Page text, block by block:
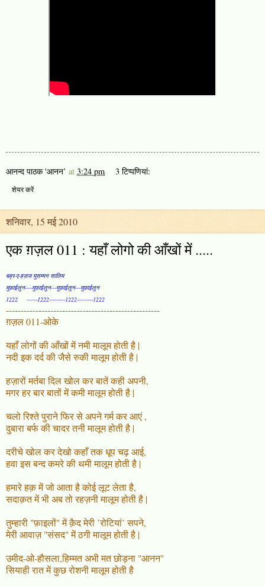
आनन्द पाठक 'आनन’ at 3:24 pm 3 टिप्‍पणियां:
शेयर करें
शनिवार, 15 मई 2010
एक ग़ज़ल 011 : यहाँ लोगो की आँखों में .....
बह्र-ए-हज़ज मुसम्मन सालिम
मुफ़ाईलुन----मुफ़ाईलुन---मुफ़ाईलुन---मुफ़ाईलुन
1222 ------1222---------1222---------1222
----------------------------------------------------
ग़ज़ल 011-ओके
यहाँ लोगों की आँखों में नमी मालूम होती है |
नदी इक दर्द की जैसे रुकी मालूम होती है |
हज़ारों मर्तबा दिल खोल कर बातें कही अपनी,
मगर हर बार बातों में कमी मालूम होती है |
चलो रिश्ते पुराने फिर से अपने गर्म कर आएं ,
दुबारा बर्फ की चादर तनी मालूम होती है |
दरीचे खोल कर देखो कहाँ तक धूप चढ़ आई,
हवा इस बन्द कमरे की थमी मालूम होती है |
हमारे हक़ में जो आता है कोई लूट लेता है,
सदाक़त में भी अब तो रहज़नी मालूम होती है |
तुम्हारी "फ़ाइलों" में क़ैद मेरी ’रोटियां’ सपने,
मेरी आवाज़ "संसद" में ठगी मालूम होती है |
उमीद-ओ-हौसला,हिम्मत अभी मत छोड़ना "आनन"
सियाही रात में कुछ रोशनी मालूम होती है